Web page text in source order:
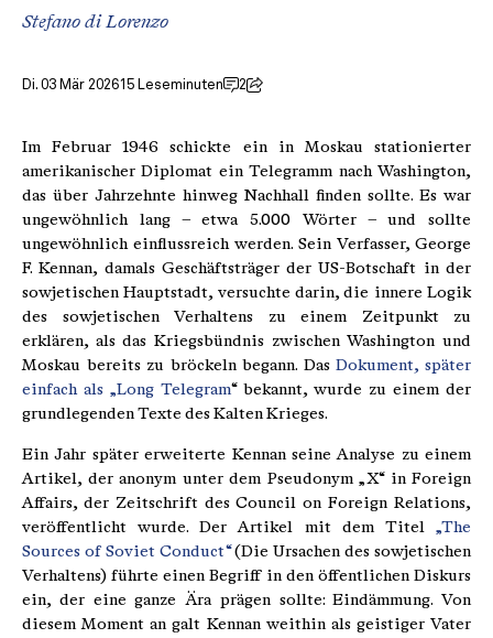
Stefano di Lorenzo
Di. 03 Mär 202615 Leseminuten 2
Im Februar 1946 schickte ein in Moskau stationierter
amerikanischer Diplomat ein Telegramm nach Washington,
das über Jahrzehnte hinweg Nachhall finden sollte. Es war
ungewöhnlich lang – etwa 5.000 Wörter – und sollte
ungewöhnlich einflussreich werden. Sein Verfasser, George
F. Kennan, damals Geschäftsträger der US-Botschaft in der
sowjetischen Hauptstadt, versuchte darin, die innere Logik
des sowjetischen Verhaltens zu einem Zeitpunkt zu
erklären, als das Kriegsbündnis zwischen Washington und
Moskau bereits zu bröckeln begann. DasDokument, später
einfach als „Long Telegram“ bekannt, wurde zu einem der
grundlegenden Texte des Kalten Krieges.
Ein Jahr später erweiterte Kennan seine Analyse zu einem
Artikel, der anonym unter dem Pseudonym „X“ in Foreign
Affairs, der Zeitschrift des Council on Foreign Relations,
veröffentlicht wurde. Der Artikel mit dem Titel „The
Sources of Soviet Conduct“(Die Ursachen des sowjetischen
Verhaltens) führte einen Begriff in den öffentlichen Diskurs
ein, der eine ganze Ära prägen sollte: Eindämmung. Von
diesem Moment an galt Kennan weithin als geistiger Vater